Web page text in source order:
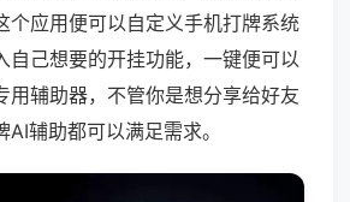
个应用便可以自定义手机打牌系统
自己想要的开挂功能，一键便可以
用辅助器，不管你是想分享给好友
辅助都可以满足需求。